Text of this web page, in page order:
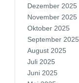
Dezember 2025
November 2025
Oktober 2025
September 2025
August 2025
Juli 2025
Juni 2025